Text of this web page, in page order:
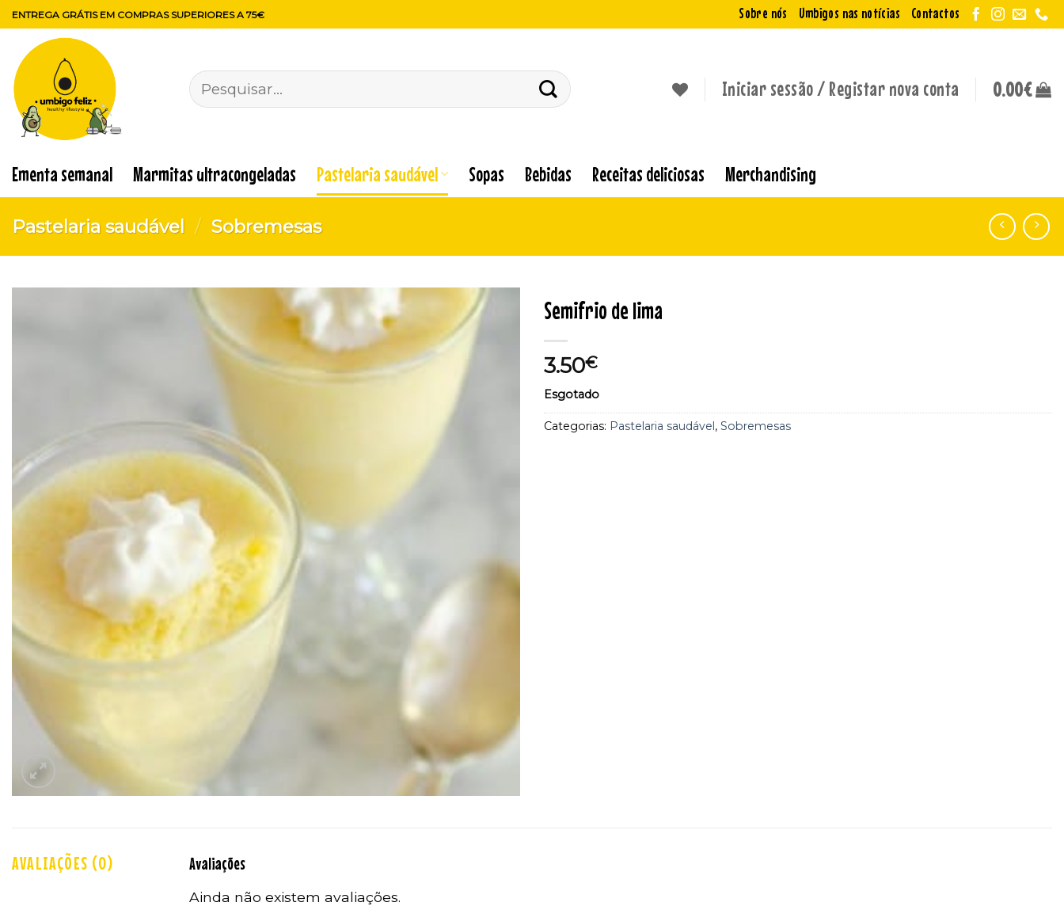
Skip
to
content
ENTREGA GRÁTIS EM COMPRAS SUPERIORES A 75€ Sobre nós Umbigos nas notícias Contactos
Pesquisar
por:
Iniciar sessão / Registar nova conta 0.00€
Ementa semanal Marmitas ultracongeladas Pastelaria saudável Sopas Bebidas Receitas deliciosas Merchandising
Pastelaria saudável / Sobremesas
favoritos
Semifrio de lima
3.50€
Esgotado
Categorias: Pastelaria saudável, Sobremesas
AVALIAÇÕES (0) Avaliações
Ainda não existem avaliações.